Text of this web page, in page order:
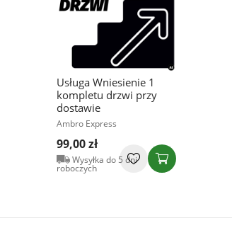
Usługa Wniesienie 1
kompletu drzwi przy
dostawie
Ambro Express
99,00 zł
Wysyłka do 5 dni
roboczych